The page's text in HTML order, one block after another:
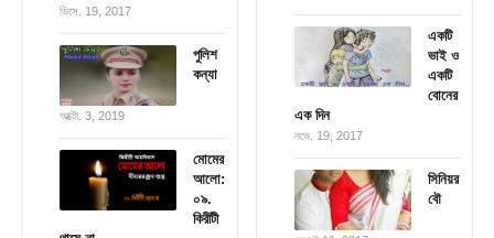
ডিসে. 19, 2017
পুলিশ
কন্যা
অক্টো. 3, 2019
মোমের
আলো:
০৯.
কিরীটী
একটি
ভাই ও
একটি
বোনের
এক দিন
নভে. 19, 2017
সিনিয়র
বৌ